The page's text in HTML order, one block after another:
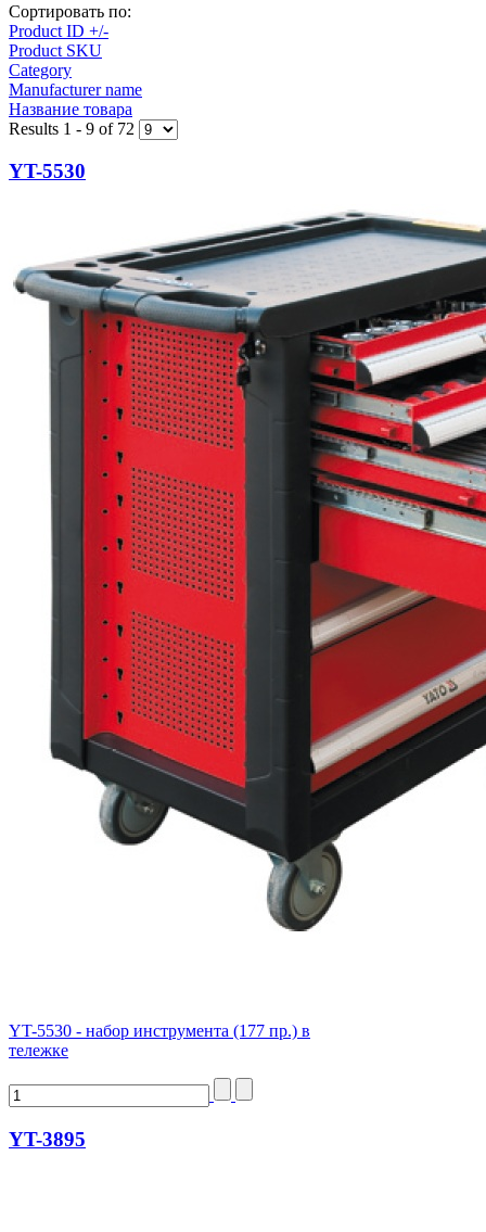
Сортировать по:
Product ID +/-
Product SKU
Category
Manufacturer name
Название товара
Results 1 - 9 of 72
YT-5530
YT-5530 - набор инструмента (177 пр.) в
тележке
YT-3895